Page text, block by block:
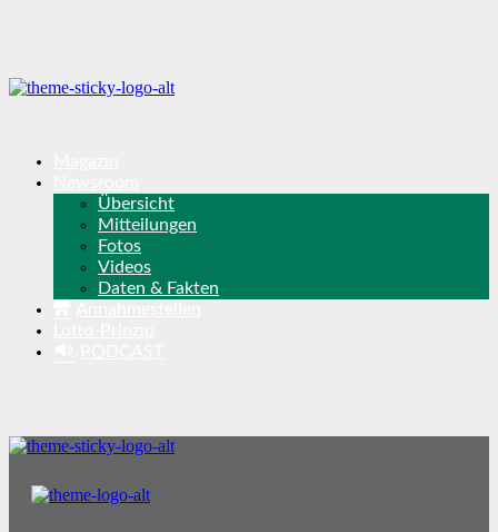
Übersicht
Mitteilungen
Fotos
Videos
Daten & Fakten